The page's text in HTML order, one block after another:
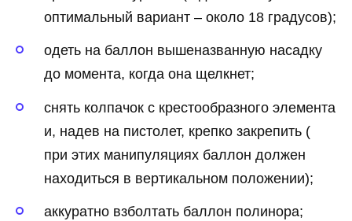
оптимальный вариант – около 18 градусов);
одеть на баллон вышеназванную насадку
до момента, когда она щелкнет;
снять колпачок с крестообразного элемента
и, надев на пистолет, крепко закрепить (
при этих манипуляциях баллон должен
находиться в вертикальном положении);
аккуратно взболтать баллон полинора;